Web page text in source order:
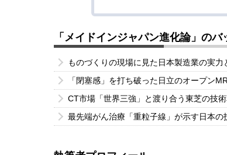
「メイドインジャパン進化論」の
ものづくりの現場に見た日本製造業の実
「閉塞感」を打ち破った日立のオープン
CT市場「世界三強」と渡り合う東芝の技
最先端がん治療「重粒子線」が示す日本